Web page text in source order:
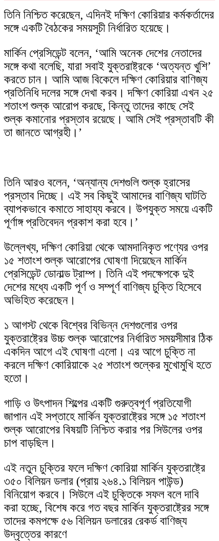
skin
তিনি নিশ্চিত করেছেন, এদিনই দক্ষিণ কোরিয়ার কর্মকর্তাদের
সঙ্গে একটি বৈঠকের সময়সূচী নির্ধারিত হয়েছে।
মার্কিন প্রেসিডেন্ট বলেন, ‘আমি অনেক দেশের নেতাদের
সঙ্গে কথা বলেছি, যারা সবাই যুক্তরাষ্ট্রকে ‘অত্যন্ত খুশি’
করতে চান। আমি আজ বিকেলে দক্ষিণ কোরিয়ার বাণিজ্য
প্রতিনিধি দলের সঙ্গে দেখা করব। দক্ষিণ কোরিয়া এখন ২৫
শতাংশ শুল্ক আরোপ করছে, কিন্তু তাদের কাছে সেই
শুল্ক কমানোর প্রস্তাব রয়েছে। আমি সেই প্রস্তাবটি কী
তা জানতে আগ্রহী।’
তিনি আরও বলেন, ‘অন্যান্য দেশগুলি শুল্ক হ্রাসের
প্রস্তাব দিচ্ছে। এই সব কিছুই আমাদের বাণিজ্য ঘাটতি
ব্যাপকভাবে কমাতে সাহায্য করবে। উপযুক্ত সময়ে একটি
পূর্ণাঙ্গ প্রতিবেদন প্রকাশ করা হবে।’
উল্লেখ্য, দক্ষিণ কোরিয়া থেকে আমদানিকৃত পণ্যের ওপর
১৫ শতাংশ শুল্ক আরোপের ঘোষণা দিয়েছেন মার্কিন
প্রেসিডেন্ট ডোনাল্ড ট্রাম্প। তিনি এই পদক্ষেপকে দুই
দেশের মধ্যে একটি পূর্ণ ও সম্পূর্ণ বাণিজ্য চুক্তি হিসেবে
অভিহিত করেছেন।
১ আগস্ট থেকে বিশ্বের বিভিন্ন দেশগুলোর ওপর
যুক্তরাষ্ট্রের উচ্চ শুল্ক আরোপের নির্ধারিত সময়সীমার ঠিক
একদিন আগে এই ঘোষণা এলো। এর আগে চুক্তি না
করলে দক্ষিণ কোরিয়াকে ২৫ শতাংশ শুল্কের মুখোমুখি হতে
হতো।
গাড়ি ও উৎপাদন শিল্পের একটি গুরুত্বপূর্ণ প্রতিযোগী
জাপান এই সপ্তাহে মার্কিন যুক্তরাষ্ট্রের সঙ্গে ১৫ শতাংশ
শুল্ক আরোপের বিষয়টি নিশ্চিত করার পর সিউলের ওপর
চাপ বাড়ছিল।
এই নতুন চুক্তির ফলে দক্ষিণ কোরিয়া মার্কিন যুক্তরাষ্ট্রে
৩৫০ বিলিয়ন ডলার (প্রায় ২৬৪.১ বিলিয়ন পাউন্ড)
বিনিয়োগ করবে। সিউলে এই চুক্তিকে সফল বলে দাবি
করা হচ্ছে, বিশেষ করে গত বছর মার্কিন যুক্তরাষ্ট্রের সঙ্গে
তাদের কমপক্ষে ৫৬ বিলিয়ন ডলারের রেকর্ড বাণিজ্য
উদ্বৃত্তের কারণে